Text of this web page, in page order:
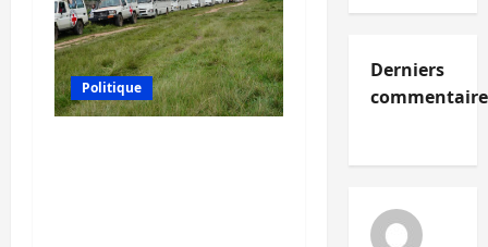
Politique
Derniers